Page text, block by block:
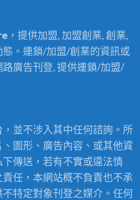
，提供加盟, 加盟創業, 創業,
。連鎖/加盟/創業的資訊或
廣告刊登, 提供連鎖/加盟/
並不涉入其中任何諮詢。所
圖形、廣告內容、或其他資
傳送，若有不實或違法情
任，本網站概不負責也不承
特定對象刊登之媒介。任何